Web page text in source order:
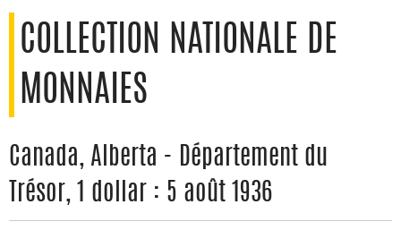
COLLECTION NATIONALE DE
MONNAIES
Canada, Alberta - Département du
Trésor, 1 dollar : 5 août 1936